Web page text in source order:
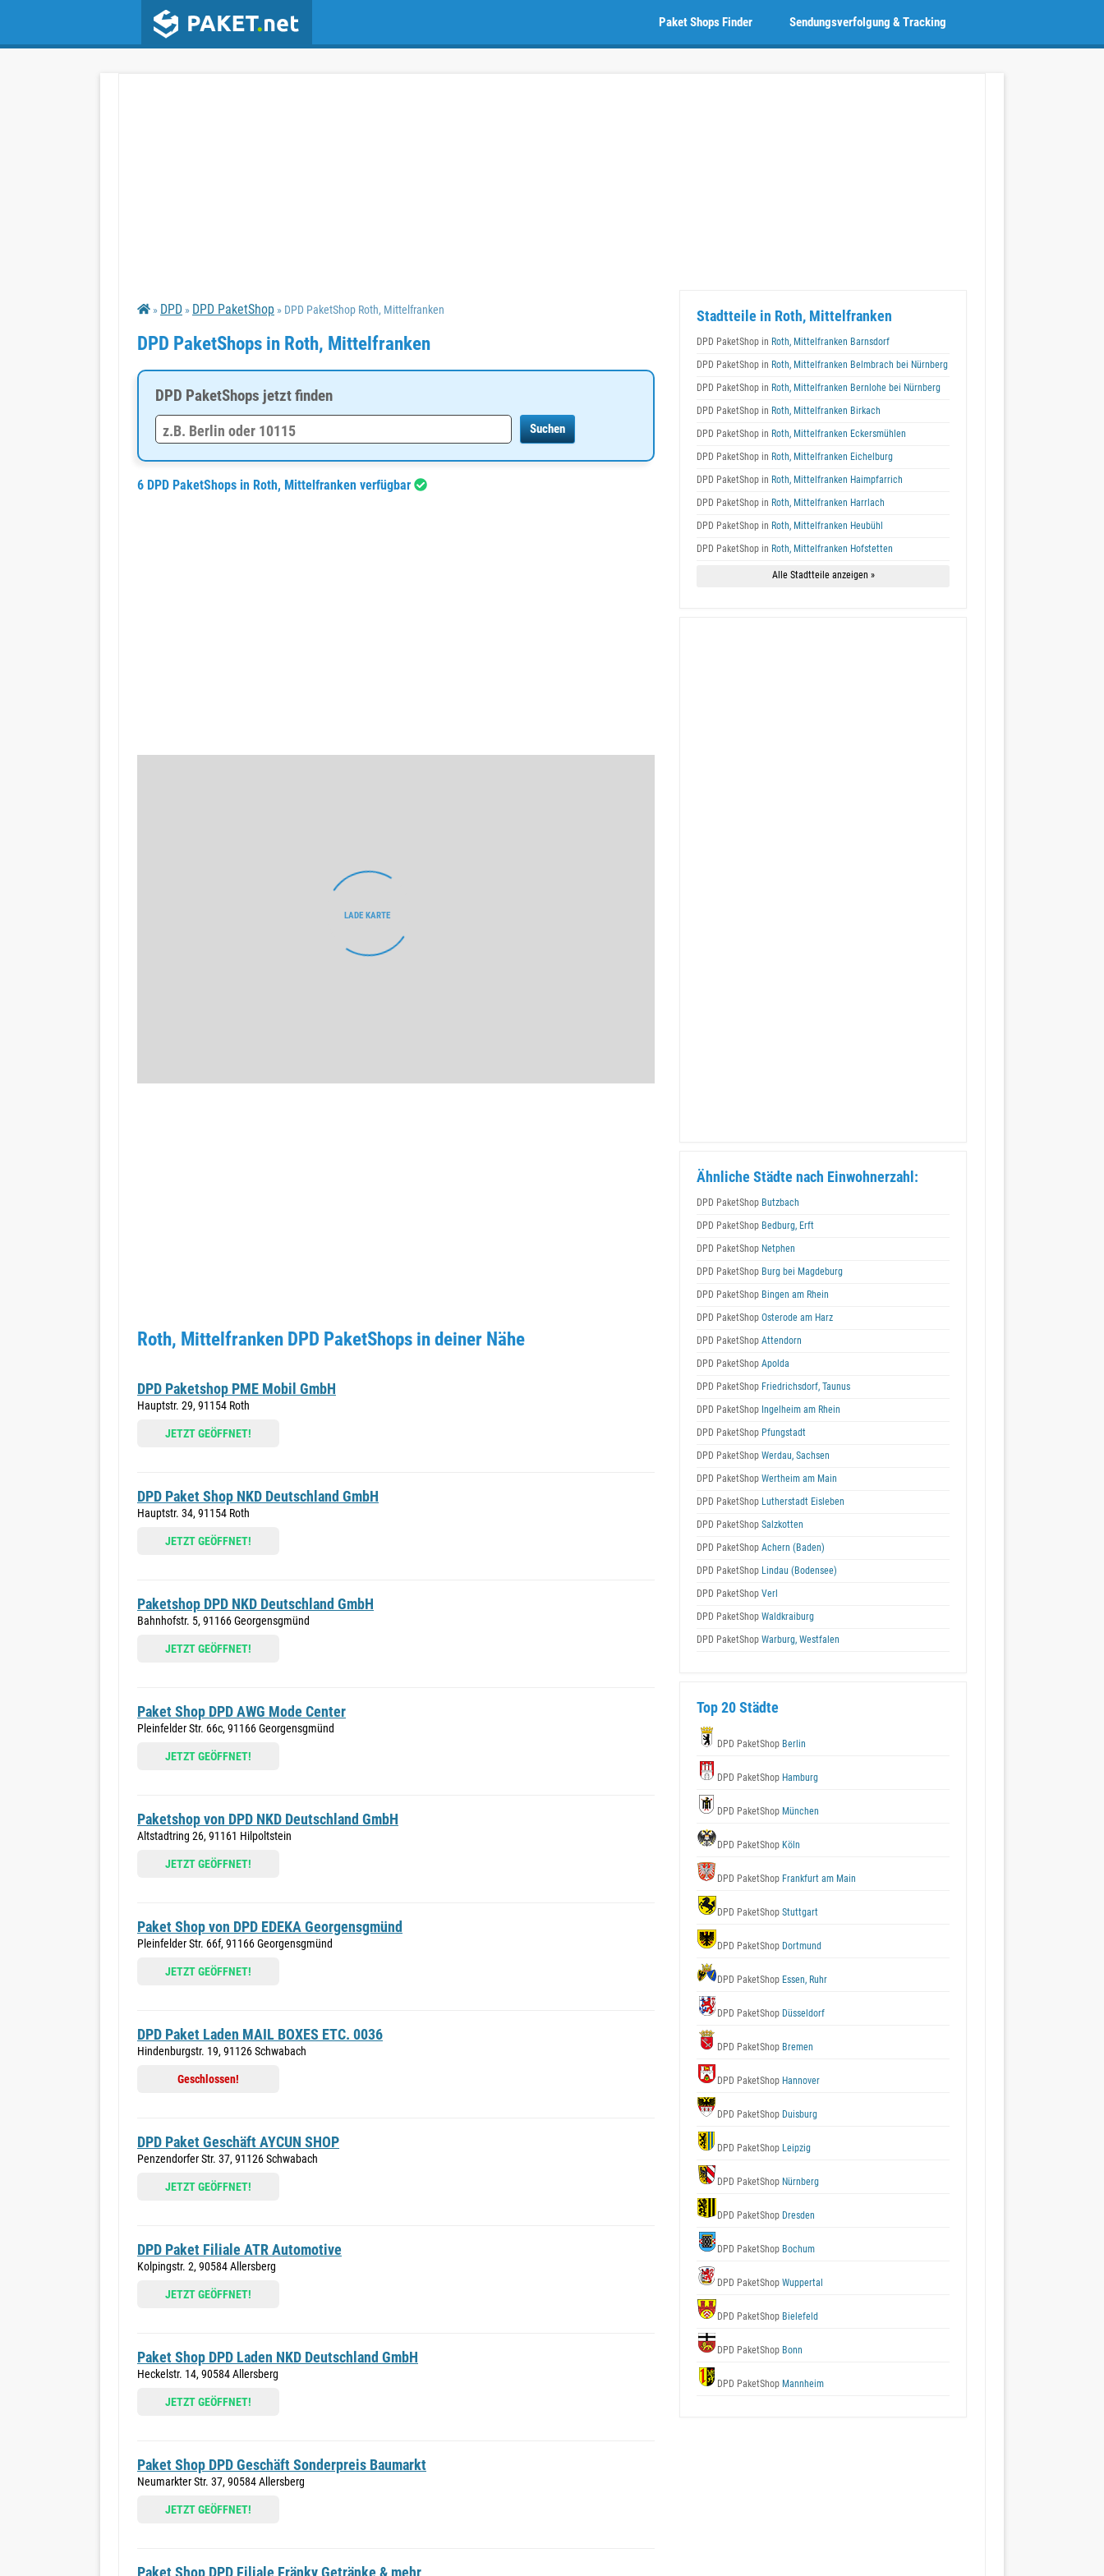
Sendungsverfolgung & Tracking
Paket Shops Finder
» DPD » DPD PaketShop » DPD PaketShop Roth, Mittelfranken
DPD PaketShops in Roth, Mittelfranken
DPD PaketShops jetzt finden
6 DPD PaketShops in Roth, Mittelfranken verfügbar
Roth, Mittelfranken DPD PaketShops in deiner Nähe
DPD Paketshop PME Mobil GmbH
Hauptstr. 29, 91154 Roth
JETZT GEÖFFNET!
DPD Paket Shop NKD Deutschland GmbH
Hauptstr. 34, 91154 Roth
JETZT GEÖFFNET!
Paketshop DPD NKD Deutschland GmbH
Bahnhofstr. 5, 91166 Georgensgmünd
JETZT GEÖFFNET!
Paket Shop DPD AWG Mode Center
Pleinfelder Str. 66c, 91166 Georgensgmünd
JETZT GEÖFFNET!
Paketshop von DPD NKD Deutschland GmbH
Altstadtring 26, 91161 Hilpoltstein
JETZT GEÖFFNET!
Paket Shop von DPD EDEKA Georgensgmünd
Pleinfelder Str. 66f, 91166 Georgensgmünd
JETZT GEÖFFNET!
DPD Paket Laden MAIL BOXES ETC. 0036
Hindenburgstr. 19, 91126 Schwabach
Geschlossen!
DPD Paket Geschäft AYCUN SHOP
Penzendorfer Str. 37, 91126 Schwabach
JETZT GEÖFFNET!
DPD Paket Filiale ATR Automotive
Kolpingstr. 2, 90584 Allersberg
JETZT GEÖFFNET!
Paket Shop DPD Laden NKD Deutschland GmbH
Heckelstr. 14, 90584 Allersberg
JETZT GEÖFFNET!
Paket Shop DPD Geschäft Sonderpreis Baumarkt
Neumarkter Str. 37, 90584 Allersberg
JETZT GEÖFFNET!
Paket Shop DPD Filiale Fränky Getränke & mehr
Stadtteile in Roth, Mittelfranken
DPD PaketShop in Roth, Mittelfranken Barnsdorf
DPD PaketShop in Roth, Mittelfranken Belmbrach bei Nürnberg
DPD PaketShop in Roth, Mittelfranken Bernlohe bei Nürnberg
DPD PaketShop in Roth, Mittelfranken Birkach
DPD PaketShop in Roth, Mittelfranken Eckersmühlen
DPD PaketShop in Roth, Mittelfranken Eichelburg
DPD PaketShop in Roth, Mittelfranken Haimpfarrich
DPD PaketShop in Roth, Mittelfranken Harrlach
DPD PaketShop in Roth, Mittelfranken Heubühl
DPD PaketShop in Roth, Mittelfranken Hofstetten
Alle Stadtteile anzeigen »
Ähnliche Städte nach Einwohnerzahl:
DPD PaketShop Butzbach
DPD PaketShop Bedburg, Erft
DPD PaketShop Netphen
DPD PaketShop Burg bei Magdeburg
DPD PaketShop Bingen am Rhein
DPD PaketShop Osterode am Harz
DPD PaketShop Attendorn
DPD PaketShop Apolda
DPD PaketShop Friedrichsdorf, Taunus
DPD PaketShop Ingelheim am Rhein
DPD PaketShop Pfungstadt
DPD PaketShop Werdau, Sachsen
DPD PaketShop Wertheim am Main
DPD PaketShop Lutherstadt Eisleben
DPD PaketShop Salzkotten
DPD PaketShop Achern (Baden)
DPD PaketShop Lindau (Bodensee)
DPD PaketShop Verl
DPD PaketShop Waldkraiburg
DPD PaketShop Warburg, Westfalen
Top 20 Städte
DPD PaketShop Berlin
DPD PaketShop Hamburg
DPD PaketShop München
DPD PaketShop Köln
DPD PaketShop Frankfurt am Main
DPD PaketShop Stuttgart
DPD PaketShop Dortmund
DPD PaketShop Essen, Ruhr
DPD PaketShop Düsseldorf
DPD PaketShop Bremen
DPD PaketShop Hannover
DPD PaketShop Duisburg
DPD PaketShop Leipzig
DPD PaketShop Nürnberg
DPD PaketShop Dresden
DPD PaketShop Bochum
DPD PaketShop Wuppertal
DPD PaketShop Bielefeld
DPD PaketShop Bonn
DPD PaketShop Mannheim